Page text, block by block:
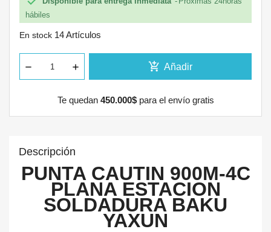
hábiles
En stock 14 Artículos
add_shopping_cart Añadir
Te quedan 450.000$para el envío gratis
Descripción
PUNTA CAUTIN 900M-4C
PLANA ESTACION
SOLDADURA BAKU
YAXUN